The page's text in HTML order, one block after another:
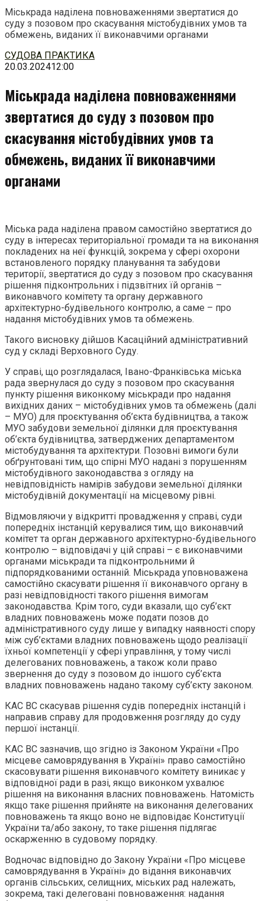
Міськрада наділена повноваженнями звертатися до
суду з позовом про скасування містобудівних умов та
обмежень, виданих її виконавчими органами
Перейти
до
СУДОВА ПРАКТИКА
20.03.202412:00
Міськрада наділена повноваженнями
звертатися до суду з позовом про
скасування містобудівних умов та
обмежень, виданих її виконавчими
органами
Міська рада наділена правом самостійно звертатися до
суду в інтересах територіальної громади та на виконання
покладених на неї функцій, зокрема у сфері охорони
встановленого порядку планування та забудови
території, звертатися до суду з позовом про скасування
рішення підконтрольних і підзвітних їй органів –
виконавчого комітету та органу державного
архітектурно-будівельного контролю, а саме – про
надання містобудівних умов та обмежень.
Такого висновку дійшов Касаційний адміністративний
суд у складі Верховного Суду.
У справі, що розглядалася, Івано-Франківська міська
рада звернулася до суду з позовом про скасування
пункту рішення виконкому міськради про надання
вихідних даних – містобудівних умов та обмежень (далі
– МУО) для проєктування об’єкта будівництва, а також
МУО забудови земельної ділянки для проєктування
об’єкта будівництва, затверджених департаментом
містобудування та архітектури. Позовні вимоги були
обґрунтовані тим, що спірні МУО надані з порушенням
містобудівного законодавства з огляду на
невідповідність намірів забудови земельної ділянки
містобудівній документації на місцевому рівні.
Відмовляючи у відкритті провадження у справі, суди
попередніх інстанцій керувалися тим, що виконавчий
комітет та орган державного архітектурно-будівельного
контролю – відповідачі у цій справі – є виконавчими
органами міськради та підконтрольними й
підпорядкованими останній. Міськрада уповноважена
самостійно скасувати рішення її виконавчого органу в
разі невідповідності такого рішення вимогам
законодавства. Крім того, суди вказали, що суб’єкт
владних повноважень може подати позов до
адміністративного суду лише у випадку наявності спору
між суб’єктами владних повноважень щодо реалізації
їхньої компетенції у сфері управління, у тому числі
делегованих повноважень, а також коли право
звернення до суду з позовом до іншого суб’єкта
владних повноважень надано такому суб’єкту законом.
КАС ВС скасував рішення судів попередніх інстанцій і
направив справу для продовження розгляду до суду
першої інстанції.
КАС ВС зазначив, що згідно із Законом України «Про
місцеве самоврядування в Україні» право самостійно
скасовувати рішення виконавчого комітету виникає у
відповідної ради в разі, якщо виконком ухвалює
рішення на виконання власних повноважень. Натомість
якщо таке рішення прийняте на виконання делегованих
повноважень та якщо воно не відповідає Конституції
України та/або закону, то таке рішення підлягає
оскарженню в судовому порядку.
Водночас відповідно до Закону України «Про місцеве
самоврядування в Україні» до відання виконавчих
органів сільських, селищних, міських рад належать,
зокрема, такі делеговані повноваження: надання